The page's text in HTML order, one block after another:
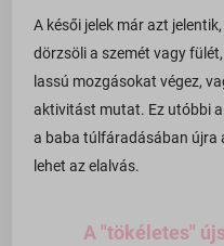
A késői jelek már azt
dörzsöli a szemét vagy
lassú mozgásokat végez,
aktivitást mutat. Ez utóbbi a
a baba túlfáradásában újra
lehet az elalvás.
A "tökéletes"
cdn-asset.optimonk.com
cdn-limit.optimonk.com
filtering.adblock360.com
front.optimonk.com
gs-cdn.optimonk.com